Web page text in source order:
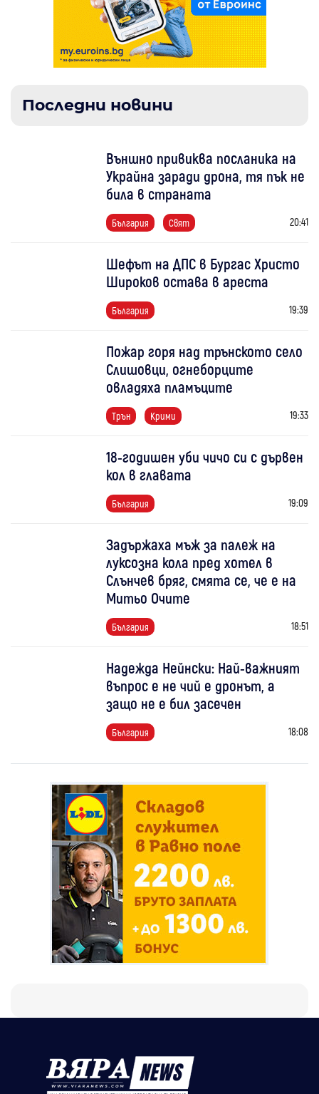
Последни новини
Външно привиква посланика на
Украйна заради дрона, тя пък не
била в страната
България Свят 20:41
Шефът на ДПС в Бургас Христо
Широков остава в ареста
България 19:39
Пожар горя над трънското село
Слишовци, огнеборците
овладяха пламъците
Трън Крими 19:33
18-годишен уби чичо си с дървен
кол в главата
България 19:09
Задържаха мъж за палеж на
луксозна кола пред хотел в
Слънчев бряг, смята се, че е на
Митьо Очите
България 18:51
Надежда Нейнски: Най-важният
въпрос е не чий е дронът, а
защо не е бил засечен
България 18:08